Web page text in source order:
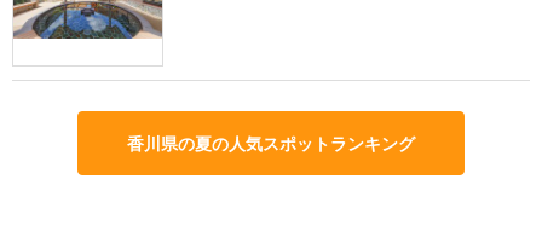
香川県の夏の人気スポットランキング